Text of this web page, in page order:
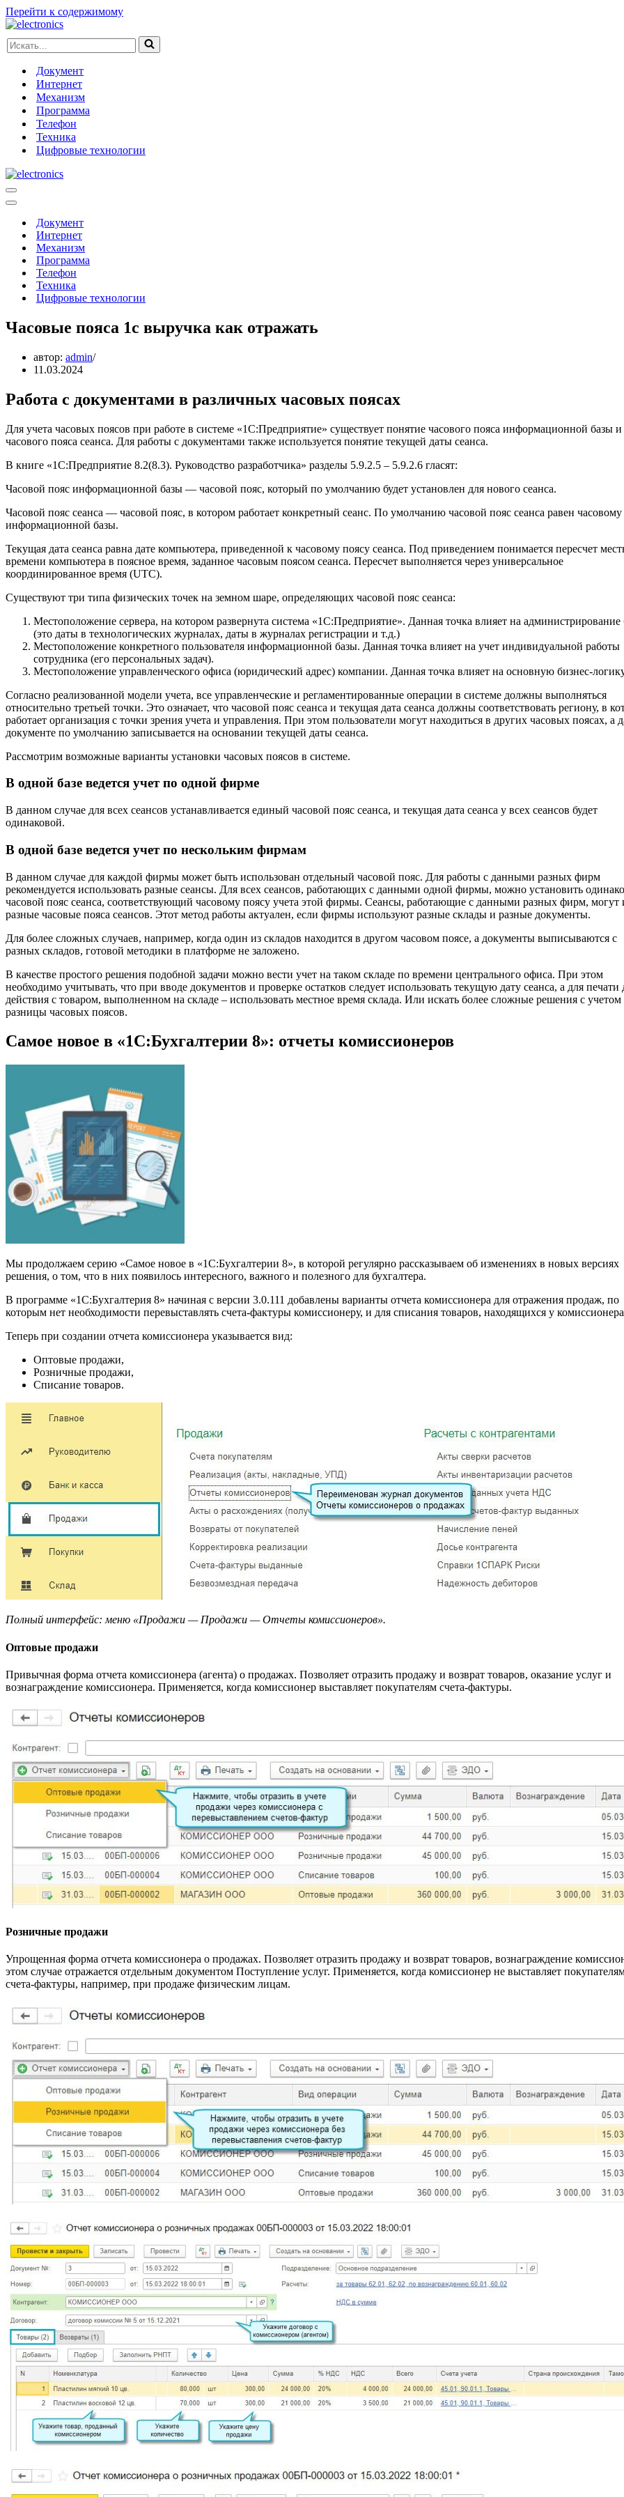
Перейти к содержимому
Искать...
Документ
Интернет
Механизм
Программа
Телефон
Техника
Цифровые технологии
Меню
навигации
Меню
навигацииДокумент
Интернет
Механизм
Программа
Телефон
Техника
Цифровые технологии
Часовые пояса 1с выручка как отражать
автор: admin
11.03.2024
Работа с документами в различных часовых поясах
Для учета часовых поясов при работе в системе «1С:Предприятие» существует понятие часового пояса информационной базы и
часового пояса сеанса. Для работы с документами также используется понятие текущей даты сеанса.
В книге «1С:Предприятие 8.2(8.3). Руководство разработчика» разделы 5.9.2.5 – 5.9.2.6 гласят:
Часовой пояс информационной базы — часовой пояс, который по умолчанию будет установлен для нового сеанса.
Часовой пояс сеанса — часовой пояс, в котором работает конкретный сеанс. По умолчанию часовой пояс сеанса равен часовому
информационной базы.
Текущая дата сеанса равна дате компьютера, приведенной к часовому поясу сеанса. Под приведением понимается пересчет
времени компьютера в поясное время, заданное часовым поясом сеанса. Пересчет выполняется через универсальное
координированное время (UTC).
Существуют три типа физических точек на земном шаре, определяющих часовой пояс сеанса:
Местоположение сервера, на котором развернута система «1С:Предприятие». Данная точка влияет на администрирование
(это даты в технологических журналах, даты в журналах регистрации и т.д.)
Местоположение конкретного пользователя информационной базы. Данная точка влияет на учет индивидуальной работы
сотрудника (его персональных задач).
Местоположение управленческого офиса (юридический адрес) компании. Данная точка влияет на основную бизнес-
Согласно реализованной модели учета, все управленческие и регламентированные операции в системе должны выполняться
относительно третьей точки. Это означает, что часовой пояс сеанса и текущая дата сеанса должны соответствовать региону, в
работает организация с точки зрения учета и управления. При этом пользователи могут находиться в других часовых поясах, а
документе по умолчанию записывается на основании текущей даты сеанса.
Рассмотрим возможные варианты установки часовых поясов в системе.
В одной базе ведется учет по одной фирме
В данном случае для всех сеансов устанавливается единый часовой пояс сеанса, и текущая дата сеанса у всех сеансов будет
одинаковой.
В одной базе ведется учет по нескольким фирмам
В данном случае для каждой фирмы может быть использован отдельный часовой пояс. Для работы с данными разных фирм
рекомендуется использовать разные сеансы. Для всех сеансов, работающих с данными одной фирмы, можно установить
часовой пояс сеанса, соответствующий часовому поясу учета этой фирмы. Сеансы, работающие с данными разных фирм, могут
разные часовые пояса сеансов. Этот метод работы актуален, если фирмы используют разные склады и разные документы.
Для более сложных случаев, например, когда один из складов находится в другом часовом поясе, а документы выписываются с
разных складов, готовой методики в платформе не заложено.
В качестве простого решения подобной задачи можно вести учет на таком складе по времени центрального офиса. При этом
необходимо учитывать, что при вводе документов и проверке остатков следует использовать текущую дату сеанса, а для печати
действия с товаром, выполненном на складе – использовать местное время склада. Или искать более сложные решения с учетом
разницы часовых поясов.
Самое новое в «1С:Бухгалтерии 8»: отчеты комиссионеров
Мы продолжаем серию «Самое новое в «1С:Бухгалтерии 8», в которой регулярно рассказываем об изменениях в новых версиях
решения, о том, что в них появилось интересного, важного и полезного для бухгалтера.
В программе «1С:Бухгалтерия 8» начиная с версии 3.0.111 добавлены варианты отчета комиссионера для отражения продаж, по
которым нет необходимости перевыставлять счета-фактуры комиссионеру, и для списания товаров, находящихся у
Теперь при создании отчета комиссионера указывается вид:
Оптовые продажи,
Розничные продажи,
Списание товаров.
Полный интерфейс: меню «Продажи — Продажи — Отчеты комиссионеров».
Оптовые продажи
Привычная форма отчета комиссионера (агента) о продажах. Позволяет отразить продажу и возврат товаров, оказание услуг и
вознаграждение комиссионера. Применяется, когда комиссионер выставляет покупателям счета-фактуры.
Розничные продажи
Упрощенная форма отчета комиссионера о продажах. Позволяет отразить продажу и возврат товаров, вознаграждение
этом случае отражается отдельным документом Поступление услуг. Применяется, когда комиссионер не выставляет
счета-фактуры, например, при продаже физическим лицам.